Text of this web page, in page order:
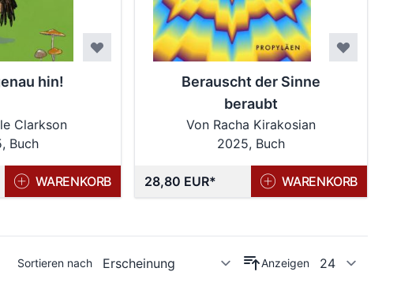
hin!
Clarkson
Buch
WARENKORB
Berauscht der Sinne
beraubt
Von Racha Kirakosian
2025, Buch
28,80 EUR WARENKORB
Sortieren nach Anzeigen